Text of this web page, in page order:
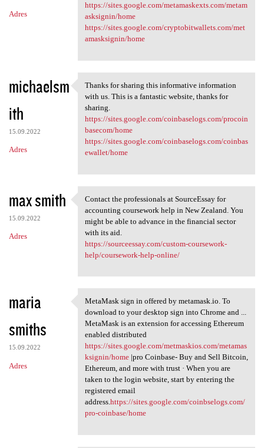
Adres
https://sites.google.com/metamaskexts.com/metam
asksignin/home
https://sites.google.com/cryptobitwallets.com/met
amasksignin/home
michaelsm
ith
15.09.2022
Adres
Thanks for sharing this
Thanks for sharing this informative information
with us. This is a fantastic website, thanks for
sharing.
https://sites.google.com/coinbaselogs.com/procoin
basecom/home
https://sites.google.com/coinbaselogs.com/coinbas
ewallet/home
max smith
15.09.2022
Adres
Contact the professionals at
Contact the professionals at SourceEssay for
accounting coursework help in New Zealand. You
might be able to advance in the financial sector
with its aid.
https://sourceessay.com/custom-coursework-
help/coursework-help-online/
maria
smiths
15.09.2022
Adres
MetaMask sign in offered by
MetaMask sign in offered by metamask.io. To
download to your desktop sign into Chrome and ...
MetaMask is an extension for accessing Ethereum
enabled distributed
https://sites.google.com/metmaskios.com/metamas
ksignin/home|pro Coinbase- Buy and Sell Bitcoin,
Ethereum, and more with trust · When you are
taken to the login website, start by entering the
registered email
address.https://sites.google.com/coinbselogs.com/
pro-coinbase/home